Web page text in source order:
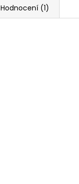
Hodnocení (1)